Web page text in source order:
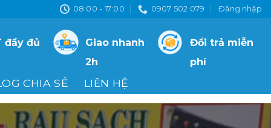
08:00 - 17:00 0907 502 079 Đăng nhập
đầy đủ
Giao nhanh
2h
Đổi trả miễn
phí
CHIA SẺ LIÊN HỆ